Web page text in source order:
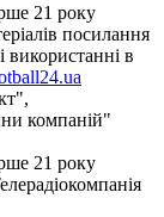
21 року
посилання
в
компаній"
21 року